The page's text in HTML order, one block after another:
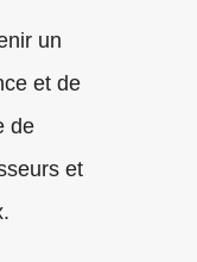
un
et de
de
et